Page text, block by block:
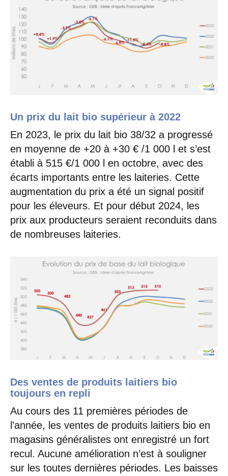
Un prix du lait bio supérieur à 2022
En 2023, le prix du lait bio 38/32 a progressé
en moyenne de +20 à +30 € /1 000 l et s’est
établi à 515 €/1 000 l en octobre, avec des
écarts importants entre les laiteries. Cette
augmentation du prix a été un signal positif
pour les éleveurs. Et pour début 2024, les
prix aux producteurs seraient reconduits dans
de nombreuses laiteries.
Des ventes de produits laitiers bio
toujours en repli
Au cours des 11 premières périodes de
l’année, les ventes de produits laitiers bio en
magasins généralistes ont enregistré un fort
recul. Aucune amélioration n’est à souligner
sur les toutes dernières périodes. Les baisses